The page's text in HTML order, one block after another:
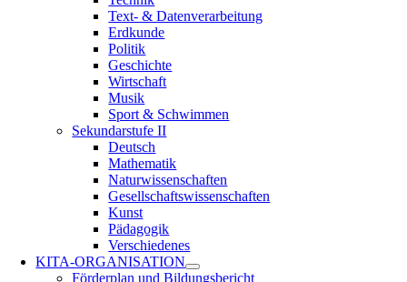
Text- & Datenverarbeitung
Erdkunde
Politik
Geschichte
Wirtschaft
Musik
Sport & Schwimmen
Sekundarstufe II
Deutsch
Mathematik
Naturwissenschaften
Gesellschaftswissenschaften
Kunst
Pädagogik
Verschiedenes
KITA-ORGANISATION
Förderplan und Bildungsbericht